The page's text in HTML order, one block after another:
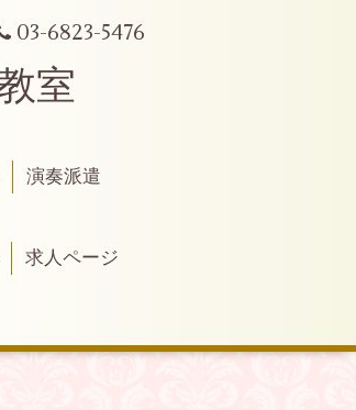
03-6823-5476
室
演奏派遣
求人ページ